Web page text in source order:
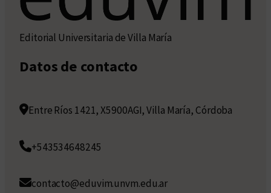
Editorial Universitaria de Villa María
Datos de contacto
Entre Ríos 1421, X5900AGI, Villa María, Córdoba
+543534648245
contacto@eduvim.unvm.edu.ar